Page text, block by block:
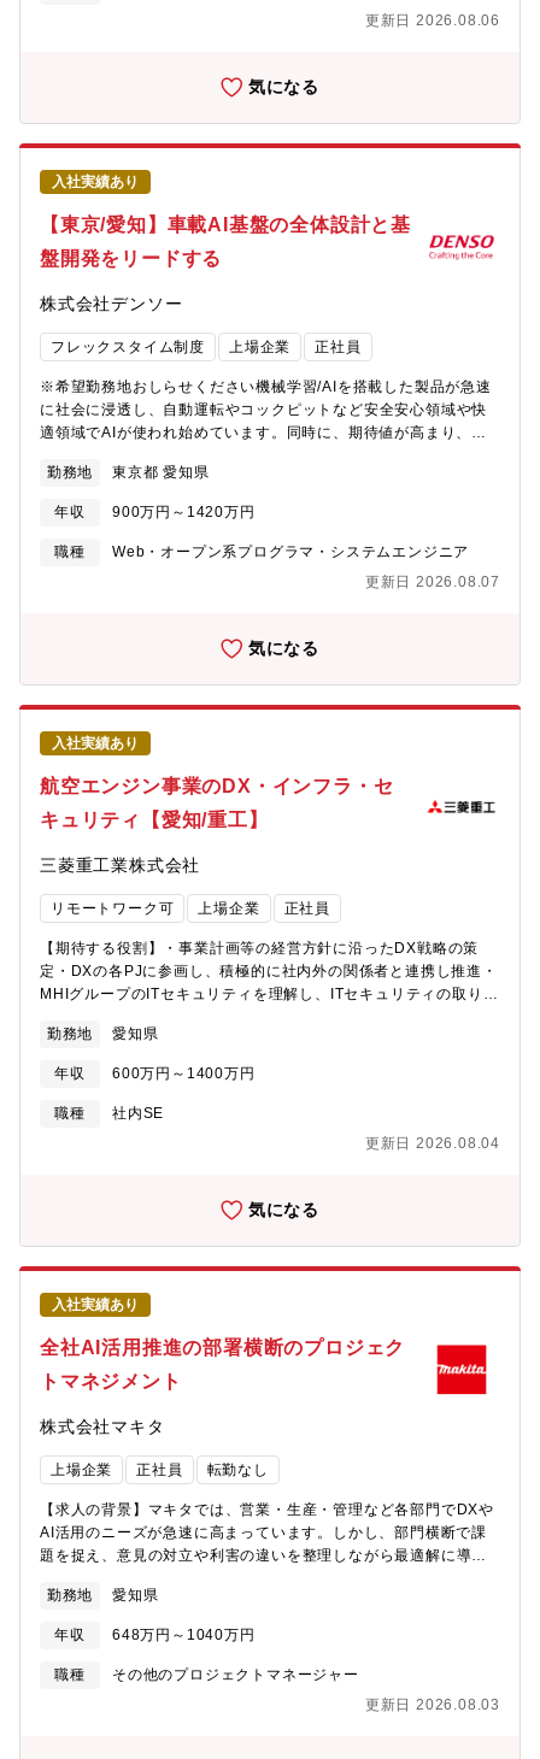
船局を借り受け、長崎造船所と命名して造船事業を開始したこと
ラ、船舶、航空機などの輸送機器、大型ロケットなどの宇宙機器
に至るまでエンジニアリングとものづくりのグローバルリーダー
として、社会を牽引しております。・2025年3月期決算で受注高
7.0712兆円、売上収益5.0271兆円、当期利益2,454億円等いずれ
も過去最高であり、日本を代表する企業でありながら、さらなる
成長を続けております。・在宅勤務、時間単位年休、フレックス
タイム制度導入、えるぼし」「くるみん」の各認定等ワークライ
フバランスを整えた働き方が可能です。・パソナから入社実績が
多数あり、選考フローを熟知しておりますので、内定まで丁寧に
ービスの立ち上げ・事業運営支援まで、一気通貫でコンサルティ
視点・同じゴールに向かって伴走・コミットすることが、私たち
が目指す姿です。■業務内容一例・金融機関のDX/IT戦略・デジタ
ル中期計画の策定・実行支援・金融データ活用戦略の策定・PoC
実行支援・金融機関におけるCX（カスタマーエクスペリエンス）
向上に向けた業務・システム改革支援・事業会社における融資・
決済・ポイントなど金融サービスの立ち上げ支援（サービス設計
～システム導入～事業運営改善）・AIエージェント、クラウドモ
ダナイゼーション等を活用した新ビジネス・サービスの構想支
援・データドリブン経営戦略の策定・システム化構想・金融機関
ム構築・導入プロジェクトのプロジェクトマネジメント・統合管
理支援【期待役割】金融機関や金融事業に取り組む企業が抱える
課題は、規制対応・レガシーシステムのモダナイゼーション・AI
な変化の激しい金融×IT領域において、お客様の参謀として課題の
本質を捉え、解決策を構想・実行に移すことが求められます。ビ
ジネスとITの両方の知見をバランスよく持ち合わせ、経営層から
現場担当者まで多様なステークホルダーを巻き込みながら、プロ
ことを期待します。また、金融業界の深い知見に加え、AIエージ
セキュリティ等の最新テーマを先取りし、お客様の変革をリード
する積極的な姿勢も求められます。【携わるテーマ】・AIエージ
ンス・金融サービス新規立ち上げ・事業創造銀行・証券・保険・
ITと切り離せない関係にあります。複雑な規制・商慣習・レガシ
クに変化し続けている業界です。金融機関のトップクラス企業や
大手事業会社を相手に、社会的インパクトの大きな変革に、戦略
策定から実行まで関わることができます。(2)ビジネス・業務・シ
ステムを横断したフルスタックなコンサルタントへの成長金融サ
ービスの立ち上げ支援では、サービス設計からシステム導入・事
業運営改善まで、縦割りのない一気通貫の関与が求められます。
ビジネス・業務・ITそれぞれの視点を持ちながら、お客様の事業
全体に対して価値を発揮できる、自立したコンサルタントとして
成長できる環境があります。(3)NRIだからこそ可能な、コンサル
ティングとソリューションの一体提供長年にわたり金融機関を支
らに、NRIのソリューション部門と密に連携し、構想策定から実際
きな強みです。【組織】システムコンサルティング事業本部 金
融ITコンサルティング部全部署で書類選考を行っているため、上
更新日 2026.08.06
気になる
入社実績あり
【東京/愛知】車載AI基盤の全体設計と基
盤開発をリードする
株式会社デンソー
フレックスタイム制度 上場企業 正社員
※希望勤務地おしらせください機械学習/AIを搭載した製品が急速
に社会に浸透し、自動運転やコックピットなど安全安心領域や快
適領域でAIが使われ始めています。同時に、期待値が高まり、継
マが世の中に出た後も継続的に速く進化させていくには、クルマ
とクラウドとの連携、生成AIやビジョン系AI、エージェントAIな
ど、さまざまな知見が必要とされます。今回、このような新しい
領域に一緒に取り組んでいける仲間を募集しています。【業務内
なたには、車載AIの中核となるViT/VLMなどのビジョンモデル、
計、およびクラウド連携基盤の開発をリードしていただきます。?
具体的な業務車載AIのアーキテクチャ設計ViT／VLMなどのビジョ
ンモデル、マルチモーダルAI、LLMエージェントを含む車内AI全
体の設計。推論・判断・制御・UX連携までを見据えた仕様策定AI
モデルの開発・学習・最適化（MLOps基盤構築）データ収集・前
処理・学習・評価の設計。蒸留・量子化・推論最適化などエッジ
実装を前提としたモデル高度化。実験管理・モデルバージョニン
グ・自動評価環境の構築。車載データ収集・活用基盤の構築。画
像／音声／車両データの収集と分析。市場データを活用したデー
設計・運用、クラウド上での学習パイプライン設計、CI/CD・
OTA連携を含むDevOps環境構築実車評価・改善サイクルの推進。
ソフト・ハード・クラウド横断での仕様調整。実車検証による性
動向調査。車載適用検討および特許創出。世の中のAI関連技術の
探索と車載への適用検討【業務のやりがい・身につくスキル】量
産車に搭載されるAIを企画から実装・運用まで一貫して担い、社
会に直接価値を届けられます。クラウド×エッジを横断し、学習・
す。大手企業ならではの大量の市場データを活用したAI開発や、
車載コンピュータや多様なセンサと連携し、実世界制約下での高
度な推論最適化に挑戦できます。UX起点で継続的に進化するSDV
す。【募集背景】 デンソーは「基盤AI」時代の知能化車両基盤づ
LLM/SLMを活用したAIエージェントMLOps/データ分析基盤クラ
構築する専門チームを拡大中です。【職場情報】 ①組織ミッショ
ンと今後の方向性制御システム開発部は、クルマ軸(ADAS/AD次
世代システム)製品領域と、ヒト軸(コックピットやキャビン内乗員
側監視システム)製品領域をスコープとした先行開発を担う部署で
す。先行開発というポジション特性上、スピード感を維持しなが
ら、後工程である量産開発に繋がる業務品質の維持確保の両立が
チャレンジングな課題となります。業務領域はシステム開発・ソ
フトウェア開発に加え、AI(人工知能及び機械学習)の利用もスコー
プであり、幅広い業務ドメインで活躍頂けます。②組織構成◎部
としては約150名の組織です◎キャリア入社比率は 約25％家電
当社は、業務プロセスや社内ルールなどが整備されているという
が期待されています。◎勤務地は、東京・愛知があり、リモート
勤務を併用し、場所にとらわれない形で業務を推進できます。
勤務地 東京都 愛知県
年収 900万円～1420万円
職種
Web・オープン系プログラマ・システムエンジニア
更新日 2026.08.07
気になる
入社実績あり
航空エンジン事業のDX・インフラ・セ
キュリティ【愛知/重工】
三菱重工業株式会社
リモートワーク可 上場企業 正社員
【期待する役割】・事業計画等の経営方針に沿ったDX戦略の策
定・DXの各PJに参画し、積極的に社内外の関係者と連携し推進・
MHIグループのITセキュリティを理解し、ITセキュリティの取り組
インフラを適切に維持・管理【業務内容】①IT企画・推進・IT方針
を戦略的に企画し、社内をリードしながら実行に移す②基幹系シ
ステムの構築・運用維持・航空エンジン部品製造事業向けのシス
テム運用保守及び改善・MRO事業（エンジン整備部門）における
クトリー化を通じた生産性向上の支援④ITセキュリティ施策検討
ポジションの魅力】昨今の製造業ではITの重要性が益々高まって
おり、弊社内ではITを製造の中心に位置付け積極的にDXを推進し
ています。社内外のメンバーと協力しながらDXを推進できる機会
があります。技術革新の最前線で活躍し、業界の変革に貢献する
とともに、共に成長できる環境と考えています。【配属組織】◆
部◆航空機業界はコロナ禍を乗り越え、将来も継続的な成長が見
込まれており、また、航空エンジンでは脱炭素社会にも対応すべ
く、SAF等の技術導入も進められています。当社は、B787、
A350、A320neo等の業界のベストセラー機のエンジンプログラ
は、経営方針や事業計画の策定・推進、ITインフラ・システムの
導入・保守等を担っており、急成長する当社事業を戦略/計画・シ
ステム面から牽引しております。◆グループ・チーム◆事業計画
戦略を策定し、社内関係各部やMHIグループの上位組織、社外ベ
ンダーと調整の上、推進します。会社の神経系であるITインフラ
を支え、ITセキュリティを担うことで、事業の継続を支えます。
【働き方について】リモートワーク：有 出社が基本となります
拠点（東京、長崎等）やセミナーの参加等夜勤の有無：無
工部省長崎造船局を借り受け、長崎造船所と命名して造船事業を
開始したことを契機に1884年に創業した同社は発電プラントなど
勤務地 愛知県
年収 600万円～1400万円
職種
社内SE
更新日 2026.08.04
気になる
入社実績あり
全社AI活用推進の部署横断のプロジェク
トマネジメント
株式会社マキタ
上場企業 正社員 転勤なし
【求人の背景】マキタでは、営業・生産・管理など各部門でDXや
AI活用のニーズが急速に高まっています。しかし、部門横断で課
題を捉え、意見の対立や利害の違いを整理しながら最適解に導
画・推進力を強化し、会社方針に沿ったDXを着実に実行できる体
制を整えることが大きな目的です。入社後は、各部門の困りごと
や懸念を正しく理解し、全社視点で落としどころを導くこと
で、“IT推進室が入ると物事が前に進む”という信頼をさらに高めた
要案件での決定スピード向上、3年後には「業務改革 × PM × 合意
勤務地 愛知県
年収 648万円～1040万円
職種
その他のプロジェクトマネージャー
更新日 2026.08.03